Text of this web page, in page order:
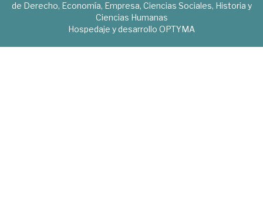
de Derecho, Economía, Empresa, Ciencias Sociales, Historia y
Ciencias Humanas
Hospedaje y desarrollo OPTYMA